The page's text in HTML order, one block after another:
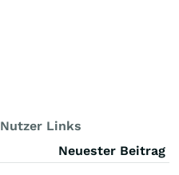
Nutzer Links
Neuester Beitrag